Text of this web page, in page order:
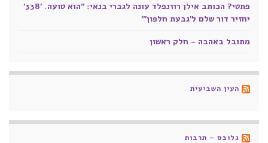
פתטי? הכותב אילן רוזנפלד עונה לגברי בנאי: "הוא טועה. '338'
יחזיר דור שלם ל'גבעת חלפון'"
מתובל באהבה - חלק ראשון
העין השביעית
גלובס – תרבות